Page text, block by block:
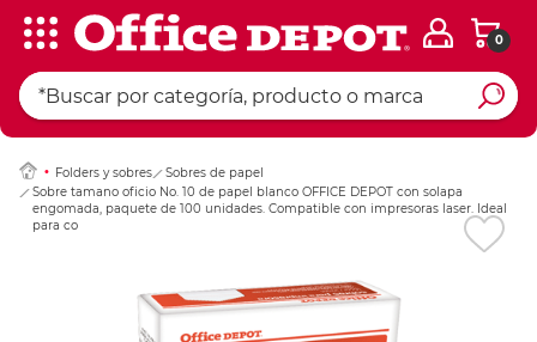
0
Folders y sobres
Sobres de papel
Sobre tamano oficio No. 10 de papel blanco OFFICE DEPOT con solapa
engomada, paquete de 100 unidades. Compatible con impresoras laser. Ideal
para correspondencia empresarial de alto volumen.
Ingresar Codigo